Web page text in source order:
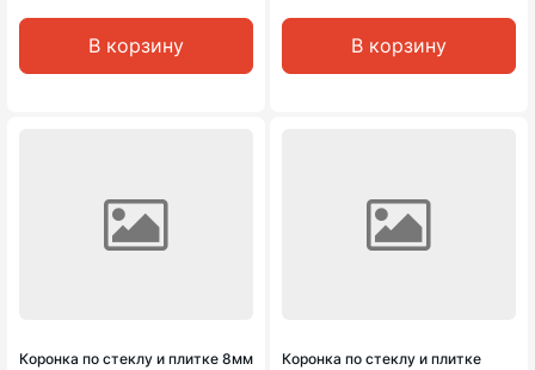
В корзину В корзину
Коронка по стеклу и плитке 8мм
Коронка по стеклу и плитке